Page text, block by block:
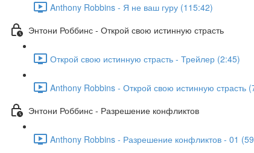
Anthony Robbins - Я не ваш гуру (115:42)
Энтони Роббинс - Открой свою истинную страсть
Открой свою истинную страсть - Трейлер (2:45)
Anthony Robbins - Открой свою истинную страсть
Энтони Роббинс - Разрешение конфликтов
Anthony Robbins - Разрешение конфликтов - 01